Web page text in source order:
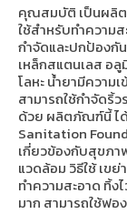
คุณสมบัติ เป็นผลิต
ใช้สำหรับทำความ
กำจัดและปกป้องกั
เหล็กสแตนเลส อลู
โลหะ น้ำยามีความ
สามารถใช้กำจัดริ้
ด้วย ผลิตภัณฑ์นี้ ไ
Sanitation
เกี่ยวข้องกับสุขภ
แวดล้อม วิธีใช้ เข
ทำความสะอาด ทิ้
มาก สามารถใช้ฟอ